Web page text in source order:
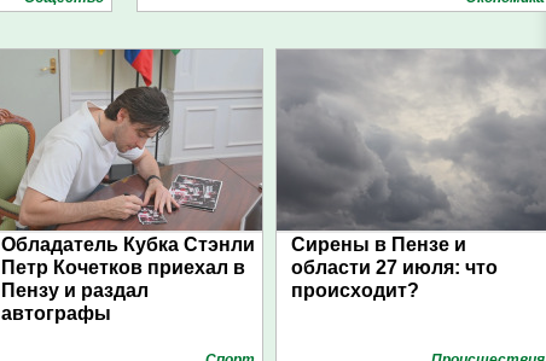
Обладатель Кубка Стэнли
Петр Кочетков приехал в
Пензу и раздал
автографы
Сирены в Пензе и
области 27 июля: что
происходит?